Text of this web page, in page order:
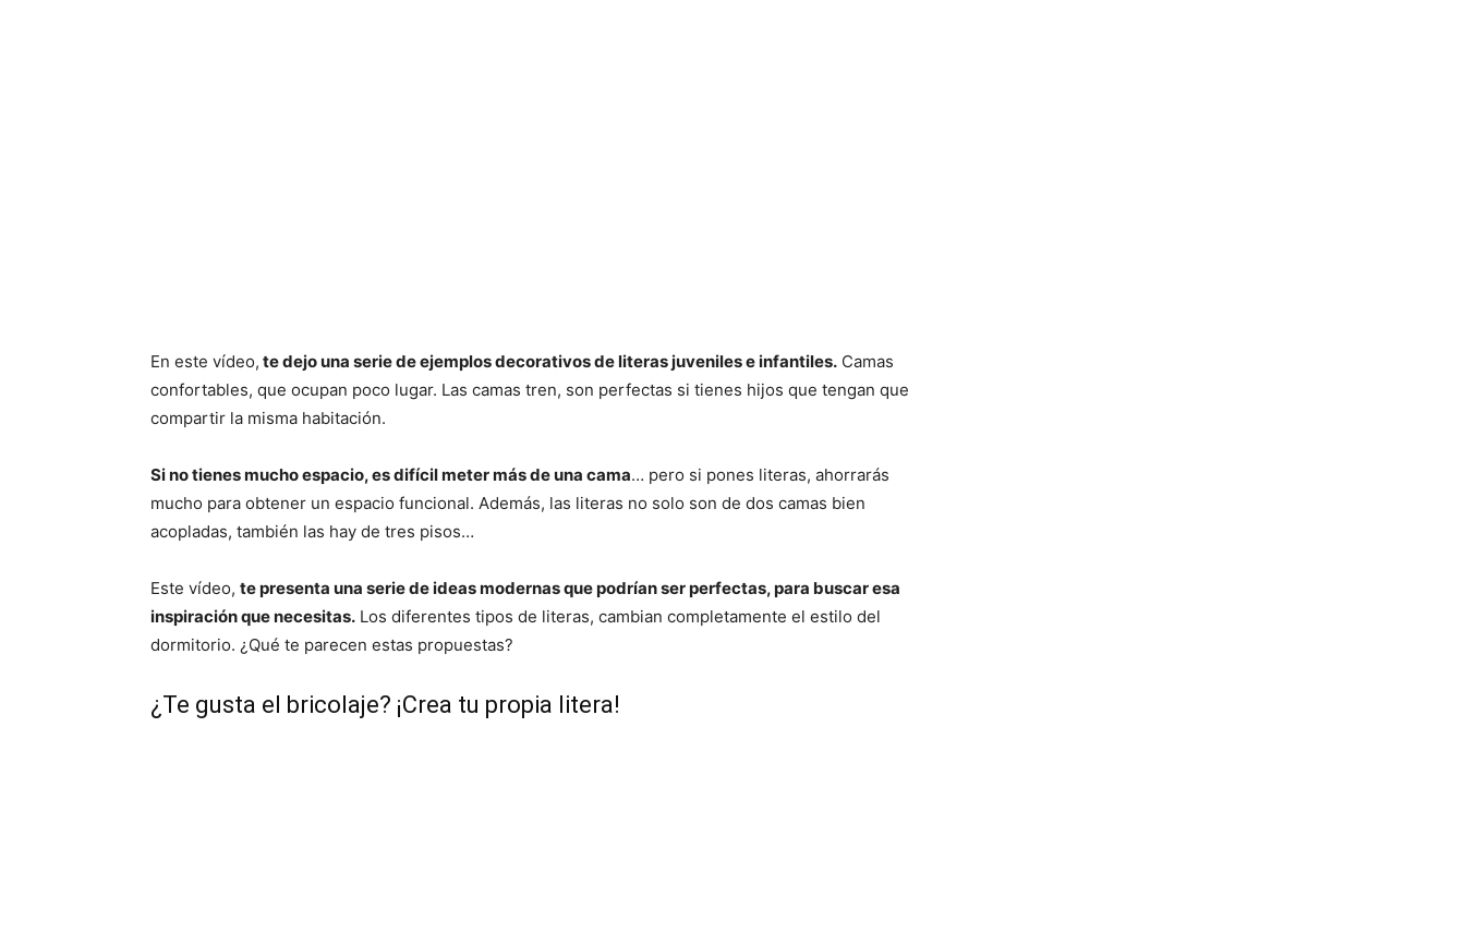
En este vídeo, te dejo una serie de ejemplos decorativos de literas juveniles e infantiles. Camas
confortables, que ocupan poco lugar. Las camas tren, son perfectas si tienes hijos que tengan que
compartir la misma habitación.
Si no tienes mucho espacio, es difícil meter más de una cama… pero si pones literas, ahorrarás
mucho para obtener un espacio funcional. Además, las literas no solo son de dos camas bien
acopladas, también las hay de tres pisos…
Este vídeo, te presenta una serie de ideas modernas que podrían ser perfectas, para buscar esa
inspiración que necesitas. Los diferentes tipos de literas, cambian completamente el estilo del
dormitorio. ¿Qué te parecen estas propuestas?
¿Te gusta el bricolaje? ¡Crea tu propia litera!